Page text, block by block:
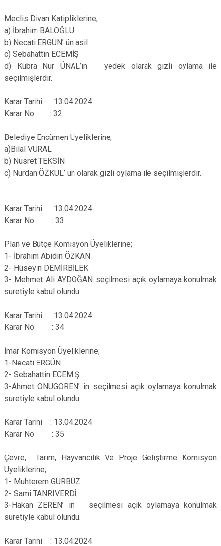
Meclis Divan Katipliklerine;
a) İbrahim BALOĞLU
b) Necati ERGÜN’ ün asil
c) Sebahattin ECEMİŞ
d) Kübra Nur ÜNAL’ın yedek olarak gizli oylama ile
seçilmişlerdir.
Karar Tarihi : 13.04.2024
Karar No : 32
Belediye Encümen Üyeliklerine;
a)Bilal VURAL
b) Nusret TEKSİN
c) Nurdan ÖZKUL’ un olarak gizli oylama ile seçilmişlerdir.
Karar Tarihi : 13.04.2024
Karar No : 33
Plan ve Bütçe Komisyon Üyeliklerine;
1- İbrahim Abidin ÖZKAN
2- Hüseyin DEMİRBİLEK
3- Mehmet Ali AYDOĞAN seçilmesi açık oylamaya konulmak
suretiyle kabul olundu.
Karar Tarihi : 13.04.2024
Karar No : 34
İmar Komisyon Üyeliklerine;
1-Necati ERGÜN
2- Sebahattin ECEMİŞ
3-Ahmet ÖNÜGÖREN’ in seçilmesi açık oylamaya konulmak
suretiyle kabul olundu.
Karar Tarihi : 13.04.2024
Karar No : 35
Çevre, Tarım, Hayvancılık Ve Proje Geliştirme Komisyon
Üyeliklerine;
1- Muhterem GÜRBÜZ
2- Sami TANRIVERDİ
3-Hakan ZEREN’ in seçilmesi açık oylamaya konulmak
suretiyle kabul olundu.
Karar Tarihi : 13.04.2024